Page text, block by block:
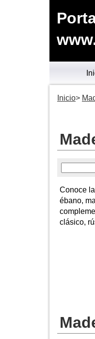
Inicio
Conoce
ébano,
clásico,